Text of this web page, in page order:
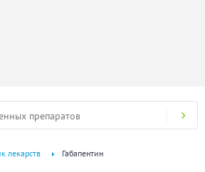
лекарств Габапентин